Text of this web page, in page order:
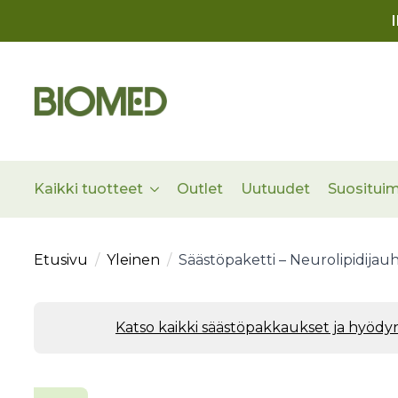
Kaikki tuotteet Outlet Uutuudet
Etusivu Yleinen Säästöpaketti –
Katso kaikki säästöpakkaukset ja